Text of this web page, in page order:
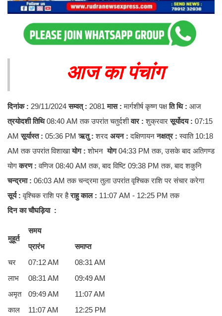
आज का पंचांग
दिनांक : 29/11/2024सम्वत् : 2081मास : मार्गशीर्ष कृष्ण पक्षति थि : आज
त्रयोदशी तिथि08:40 AM तक उपरांत चतुर्दशीवार : शुक्रवारसूर्योदय : 07:15
AMसूर्यास्त : 05:36 PMऋतु :शरद अयन : दक्षिणायननक्षत्र : स्वाति 10:18
AM तक उपरांत विशाखायोग : शोभनयोग04:33 PM तक, उसके बाद अतिगण्ड
योगकरण : वणिज 08:40 AM तक, बाद विष्टि 09:38 PM तक, बाद शकुनि
चन्द्रमा : 06:03 AM तक चन्द्रमा तुला उपरांत वृश्चिक राशि पर संचार करेगा
सूर्य : वृश्चिक राशि पर हैराहु काल : 11:07 AM - 12:25 PM तक
दिन का चौघड़िया :
मुहूर्त
समय
प्रारंभ
समाप्त
चर
07:12 AM
08:31 AM
लाभ
08:31 AM
09:49 AM
अमृत
09:49 AM
11:07 AM
काल
11:07 AM
12:25 PM